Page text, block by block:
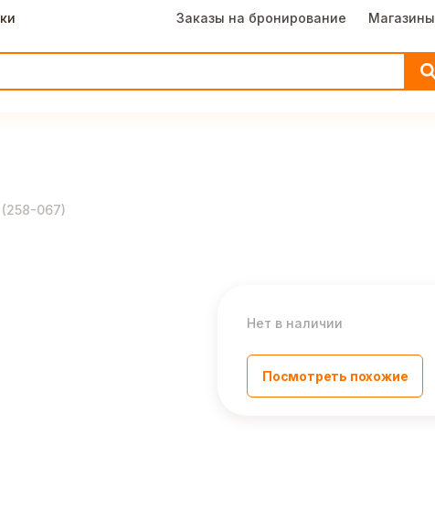
Заказы на бронирование Магазины
(258-067)
Нет в наличии
Посмотреть похожие